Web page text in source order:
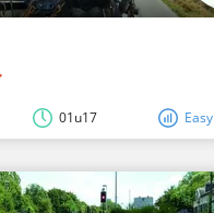
01u17 Easy